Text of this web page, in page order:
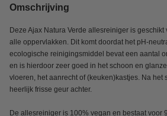
Omschrijving
Deze Ajax Natura Verde allesreiniger is
alle oppervlakken. Dit komt doordat het pH-
ecologische reinigingsmiddel bevat een aantal
en is hierdoor zeer goed in het schoon en
vloeren, het aanrecht of (keuken)kastjes. Na het
heerlijk frisse geur achter.
De allesreiniger is 100% vegan en bestaat voor